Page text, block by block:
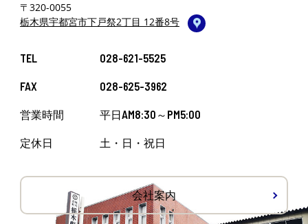
〒320-0055
栃木県宇都宮市下戸祭2丁目 12番8号
TEL 028-621-5525
FAX 028-625-3962
営業時間 平日AM8:30～PM5:00
定休日 土・日・祝日
会社案内